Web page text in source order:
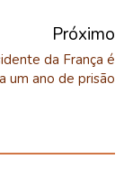
Próximo
da França é
um ano de prisão